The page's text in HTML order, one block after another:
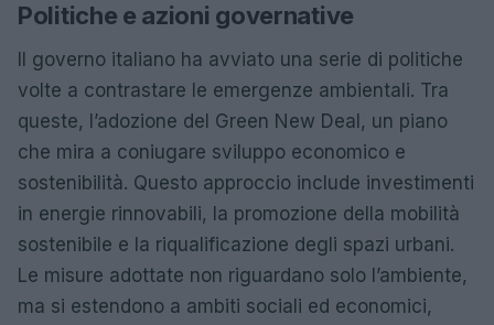
Politiche e azioni governative
Il governo italiano ha avviato una serie di politiche
volte a contrastare le emergenze ambientali. Tra
queste, l’adozione del Green New Deal, un piano
che mira a coniugare sviluppo economico e
sostenibilità. Questo approccio include investimenti
in energie rinnovabili, la promozione della mobilità
sostenibile e la riqualificazione degli spazi urbani.
Le misure adottate non riguardano solo l’ambiente,
ma si estendono a ambiti sociali ed economici,